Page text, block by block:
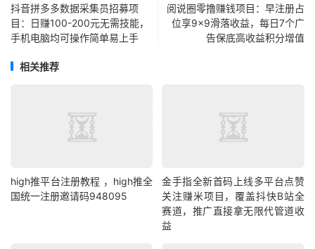
​​抖音拼多多数据采集员招募项
目：日赚100-200元无需技能，
手机电脑均可操作简单易上手​​
​​阅说圈零撸赚钱项目：早注册占
位享9×9滑落收益，每日7个广
告保底高收益积分增值​​
相关推荐
high推平台注册教程 ，high推全
国统一注册邀请码948095
金手指全新首码上线多平台点赞
关注赚米项目，覆盖抖快B站全
赛道，推广直接拿无限代管道收
益